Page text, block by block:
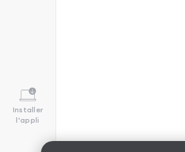
Installer
l'appli